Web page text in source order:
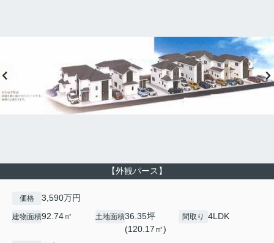
【外観パース】
価格 3,590万円
建物面積92.74㎡ 土地面積36.35坪
(120.17㎡)
間取り 4LDK